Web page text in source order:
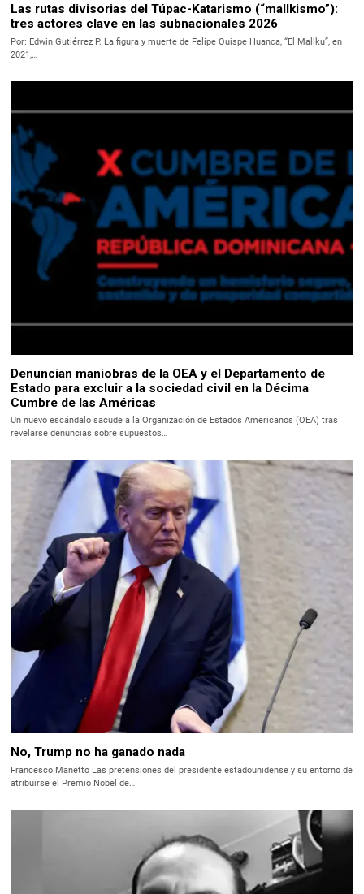
Las rutas divisorias del Túpac-Katarismo (“mallkismo”):
tres actores clave en las subnacionales 2026
Por: Edwin Gutiérrez P. La figura y muerte de Felipe Quispe Huanca, “El Mallku”, en
2021,…
Denuncian maniobras de la OEA y el Departamento de
Estado para excluir a la sociedad civil en la Décima
Cumbre de las Américas
Un nuevo escándalo sacude a la Organización de Estados Americanos (OEA) tras
revelarse denuncias sobre supuestos…
No, Trump no ha ganado nada
Francesco Manetto Las pretensiones del presidente estadounidense y su entorno de
atribuirse el Premio Nobel de…